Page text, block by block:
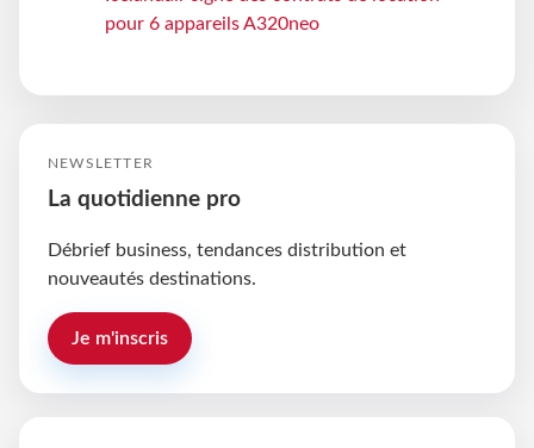
pour 6 appareils A320neo
NEWSLETTER
La quotidienne pro
Débrief business, tendances distribution et
nouveautés destinations.
Je m'inscris